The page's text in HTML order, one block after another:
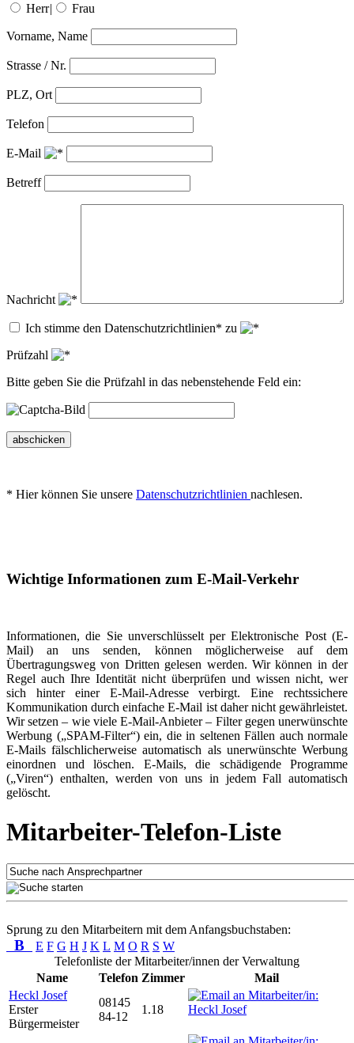
Herr| Frau
Vorname, Name
Strasse / Nr.
PLZ, Ort
Telefon
E-Mail
Betreff
Nachricht
Ich stimme den Datenschutzrichtlinien* zu
Prüfzahl
Bitte geben Sie die Prüfzahl in das nebenstehende Feld ein:
abschicken
* Hier können Sie unsere Datenschutzrichtlinien nachlesen.
Wichtige Informationen zum E-Mail-Verkehr
Informationen, die Sie unverschlüsselt per Elektronische Post (E-
Mail) an uns senden, können möglicherweise auf dem
Übertragungsweg von Dritten gelesen werden. Wir können in der
Regel auch Ihre Identität nicht überprüfen und wissen nicht, wer
sich hinter einer E-Mail-Adresse verbirgt. Eine rechtssichere
Kommunikation durch einfache E-Mail ist daher nicht gewährleistet.
Wir setzen – wie viele E-Mail-Anbieter – Filter gegen unerwünschte
Werbung („SPAM-Filter“) ein, die in seltenen Fällen auch normale
E-Mails fälschlicherweise automatisch als unerwünschte Werbung
einordnen und löschen. E-Mails, die schädigende Programme
(„Viren“) enthalten, werden von uns in jedem Fall automatisch
gelöscht.
Mitarbeiter-Telefon-Liste
Sprung zu den Mitarbeitern mit dem Anfangsbuchstaben:
B E F G H J K L M O R S W
Telefonliste der Mitarbeiter/innen der Verwaltung
Name
Telefon Zimmer
Mail
Heckl Josef
Erster
Bürgermeister
08145
84-12
1.18